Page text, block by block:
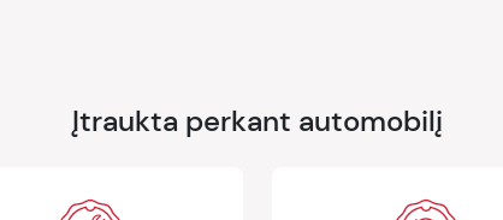
Įtraukta perkant automobilį